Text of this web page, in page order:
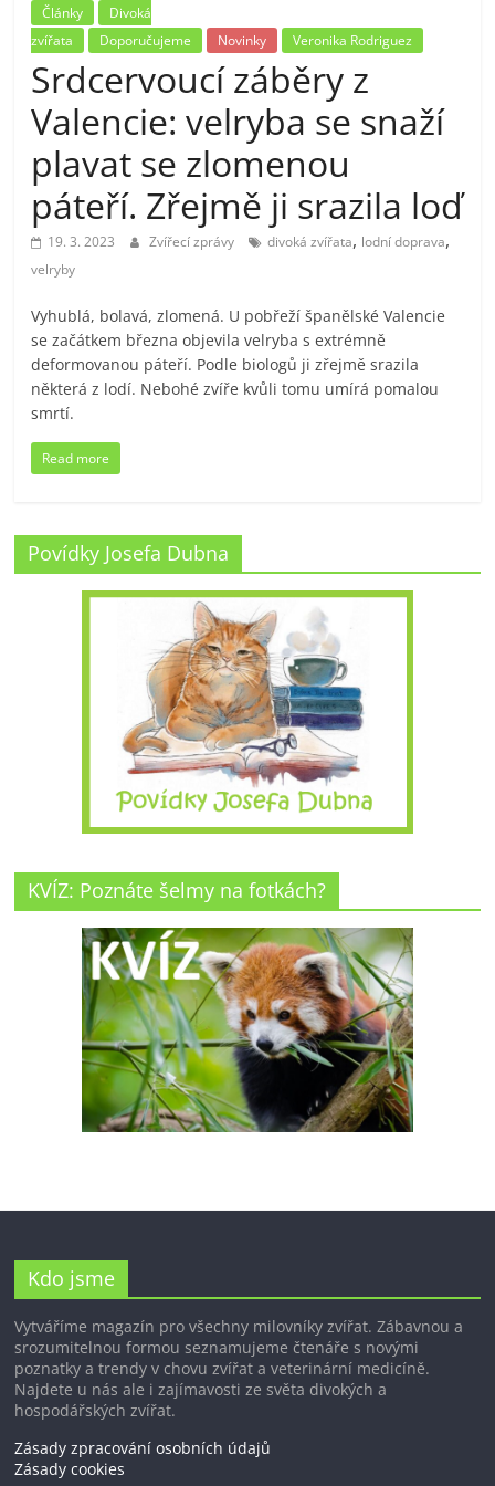
Články
Divoká
zvířata
Doporučujeme Novinky Veronika Rodriguez
Srdcervoucí záběry z
Valencie: velryba se snaží
plavat se zlomenou
páteří. Zřejmě ji srazila loď
19. 3. 2023 Zvířecí zprávy divoká zvířata, lodní doprava,
velryby
Vyhublá, bolavá, zlomená. U pobřeží španělské Valencie
se začátkem března objevila velryba s extrémně
deformovanou páteří. Podle biologů ji zřejmě srazila
některá z lodí. Nebohé zvíře kvůli tomu umírá pomalou
smrtí.
Read more
Povídky Josefa Dubna
KVÍZ: Poznáte šelmy na fotkách?
Kdo jsme
Vytváříme magazín pro všechny milovníky zvířat. Zábavnou a
srozumitelnou formou seznamujeme čtenáře s novými
poznatky a trendy v chovu zvířat a veterinární medicíně.
Najdete u nás ale i zajímavosti ze světa divokých a
hospodářských zvířat.
Zásady zpracování osobních údajů
Zásady cookies